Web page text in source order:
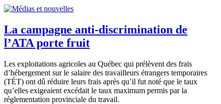
La campagne anti-discrimination de
l’ATA porte fruit
Les exploitations agricoles au Québec qui prélèvent des frais
d’hébergement sur le salaire des travailleurs étrangers temporaires
(TÉT) ont dû réduire leurs frais après qu’il fut noté que le taux
qu’elles exigeaient excédait le taux maximum permis par la
réglementation provinciale du travail.